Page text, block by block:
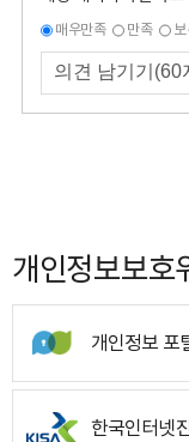
매우만족 만족
개인정보보호
개인정보 포
한국인터넷